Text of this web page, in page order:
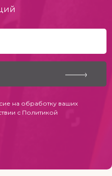
на обработку ваших
с Политикой